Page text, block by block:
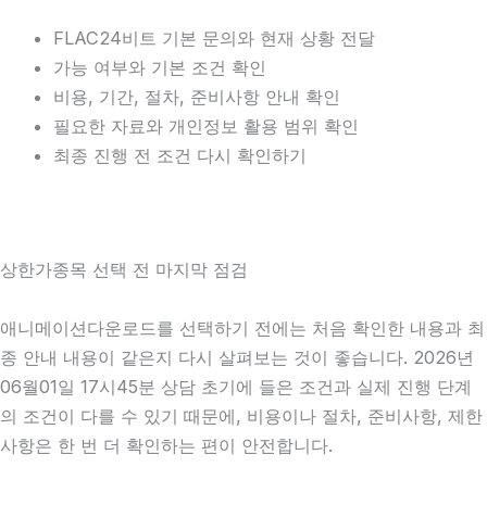
FLAC24비트 기본 문의와 현재 상황 전달
가능 여부와 기본 조건 확인
비용, 기간, 절차, 준비사항 안내 확인
필요한 자료와 개인정보 활용 범위 확인
최종 진행 전 조건 다시 확인하기
상한가종목 선택 전 마지막 점검
애니메이션다운로드를 선택하기 전에는 처음 확인한 내용과 최
종 안내 내용이 같은지 다시 살펴보는 것이 좋습니다. 2026년
06월01일 17시45분 상담 초기에 들은 조건과 실제 진행 단계
의 조건이 다를 수 있기 때문에, 비용이나 절차, 준비사항, 제한
사항은 한 번 더 확인하는 편이 안전합니다.